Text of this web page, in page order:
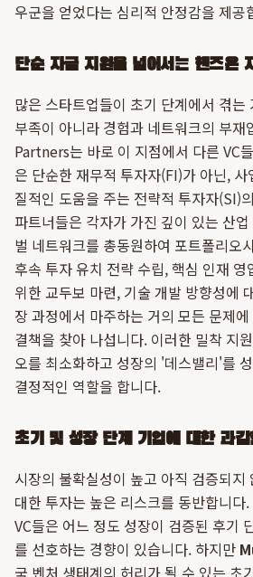
우군을 얻었다는 심리적 안정감을 제공
단순 자금 지원을 넘어서는 핸즈온
많은 스타트업들이 초기 단계에서 겪는
부족이 아니라 경험과 네트워크의 부
Partners는 바로 이 지점에서 다른 VC
은 단순한 재무적 투자자(FI)가 아닌,
질적인 도움을 주는 전략적 투자자(SI)
파트너들은 각자가 가진 깊이 있는 산
벌 네트워크를 총동원하여 포트폴리오
후속 투자 유치 전략 수립, 핵심 인재
위한 교두보 마련, 기술 개발 방향성에
장 과정에서 마주하는 거의 모든 문제
결책을 찾아 나섭니다. 이러한 밀착 지
오를 최소화하고 성장의 '데스밸리'를
결정적인 역할을 합니다.
초기 및 성장 단계 기업에 대한 과
시장의 불확실성이 높고 아직 검증되지
대한 투자는 높은 리스크를 동반합니다
VC들은 어느 정도 성장이 검증된 후기
를 선호하는 경향이 있습니다. 하지만
국 벤처 생태계의 허리가 될 수 있는 초